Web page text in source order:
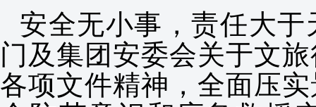
安全无小事，责任大
门及集团安委会关于文
各项文件精神，全面压